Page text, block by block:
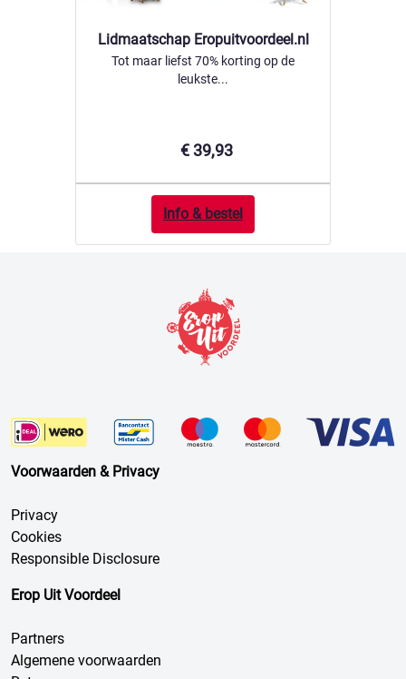
Lidmaatschap Eropuitvoordeel.nl
Tot maar liefst 70% korting op de
leukste...
€ 39,93
Info & bestel
Voorwaarden & Privacy
Privacy
Cookies
Responsible Disclosure
Erop Uit Voordeel
Partners
Algemene voorwaarden